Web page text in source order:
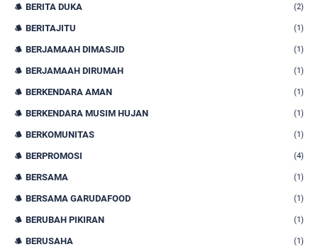
BERITA DUKA (2)
BERITAJITU (1)
BERJAMAAH DIMASJID (1)
BERJAMAAH DIRUMAH (1)
BERKENDARA AMAN (1)
BERKENDARA MUSIM HUJAN (1)
BERKOMUNITAS (1)
BERPROMOSI (4)
BERSAMA (1)
BERSAMA GARUDAFOOD (1)
BERUBAH PIKIRAN (1)
BERUSAHA (1)